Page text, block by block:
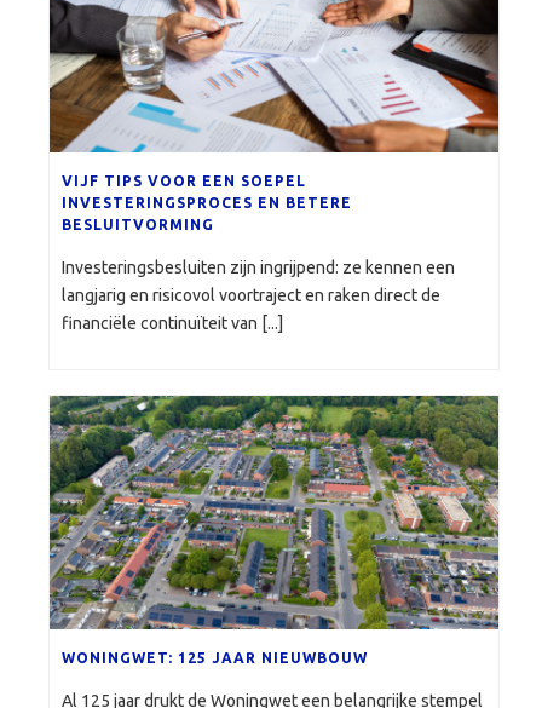
VIJF TIPS VOOR EEN SOEPEL
INVESTERINGSPROCES EN BETERE
BESLUITVORMING
Investeringsbesluiten zijn ingrijpend: ze kennen een
langjarig en risicovol voortraject en raken direct de
financiële continuïteit van [...]
WONINGWET: 125 JAAR NIEUWBOUW
Al 125 jaar drukt de Woningwet een belangrijke stempel